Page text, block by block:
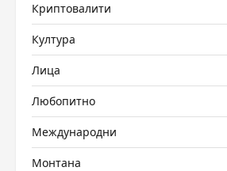
Криптовалити
Култура
Лица
Любопитно
Международни
Монтана